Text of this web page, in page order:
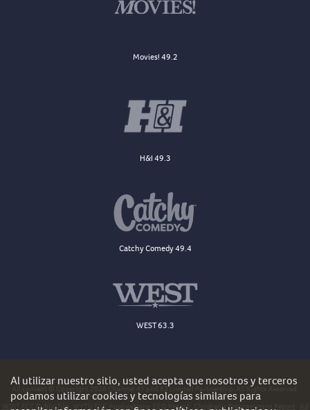
Movies! 49.2
H&I 49.3
Catchy Comedy 49.4
WEST 63.3
All content © Copyright 2026 Channel 41 and 63 Limited Partnership. All Rights Reserved.
WDJT FCC Public File
WYTU FCC Applications EEO Report Children's Programming Report
Al utilizar nuestro sitio, usted acepta que nosotros y terceros
podamos utilizar cookies y tecnologías similares para